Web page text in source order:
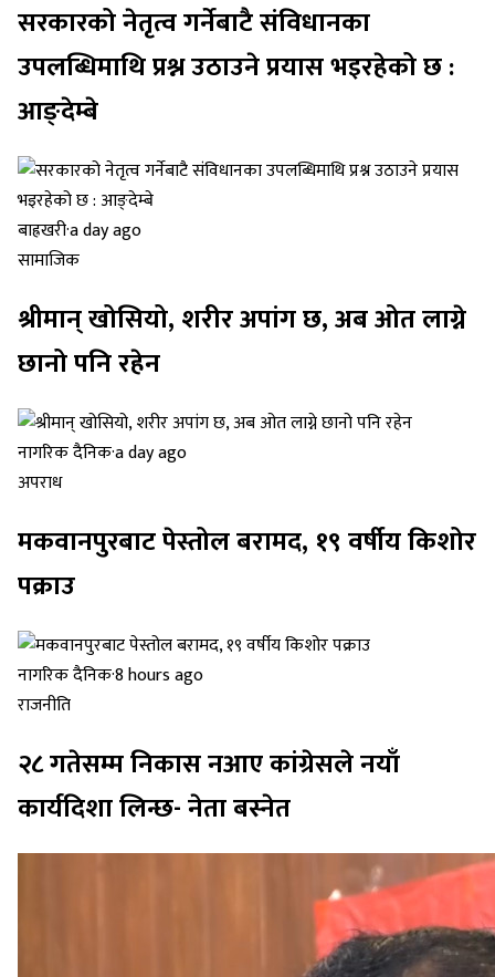
सरकारको नेतृत्व गर्नेबाटै संविधानका
उपलब्धिमाथि प्रश्न उठाउने प्रयास भइरहेको छ :
आङ्देम्बे
बाह्रखरी·a day ago
सामाजिक
श्रीमान् खोसियो, शरीर अपांग छ, अब ओत लाग्ने
छानो पनि रहेन
नागरिक दैनिक·a day ago
अपराध
मकवानपुरबाट पेस्तोल बरामद, १९ वर्षीय किशोर
पक्राउ
नागरिक दैनिक·8 hours ago
राजनीति
२८ गतेसम्म निकास नआए कांग्रेसले नयाँ
कार्यदिशा लिन्छ- नेता बस्नेत